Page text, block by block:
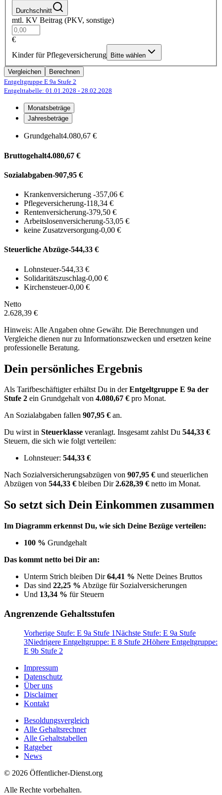
Durchschnitt
mtl. KV Beitrag (PKV, sonstige)
€
Kinder für Pflegeversicherung
Bitte wählen
Vergleichen
Berechnen
Entgeltgruppe E 9a Stufe 2
Entgelttabelle: 01.01.2028 - 28.02.2028
Monatsbeträge
Jahresbeträge
Grundgehalt4.080,67 €
Bruttogehalt4.080,67 €
Sozialabgaben-907,95 €
Krankenversicherung -357,06 €
Pflegeversicherung-118,34 €
Rentenversicherung-379,50 €
Arbeitslosenversicherung-53,05 €
keine Zusatzversorgung-0,00 €
Steuerliche Abzüge-544,33 €
Lohnsteuer-544,33 €
Solidaritätszuschlag-0,00 €
Kirchensteuer-0,00 €
Netto
2.628,39 €
Hinweis: Alle Angaben ohne Gewähr. Die Berechnungen und
Vergleiche dienen nur zu Informationszwecken und ersetzen keine
professionelle Beratung.
Dein persönliches Ergebnis
Als Tarifbeschäftigter erhältst Du in derEntgeltgruppe E 9a der
Stufe 2 ein Grundgehalt von 4.080,67 € pro Monat.
An Sozialabgaben fallen 907,95 € an.
Du wirst in Steuerklasse veranlagt. Insgesamt zahlst Du 544,33 €
Steuern, die sich wie folgt verteilen:
Lohnsteuer: 544,33 €
Nach Sozialversicherungsabzügen von 907,95 € und steuerlichen
Abzügen von 544,33 € bleiben Dir2.628,39 € netto im Monat.
So setzt sich Dein Einkommen zusammen
Im Diagramm erkennst Du, wie sich Deine Bezüge verteilen:
100 % Grundgehalt
Das kommt netto bei Dir an:
Unterm Strich bleiben Dir64,41 % Nette Deines Bruttos
Das sind 22,25 % Abzüge für Sozialversicherungen
Und 13,34 % für Steuern
Angrenzende Gehaltsstufen
Vorherige Stufe: E 9a Stufe 1Nächste Stufe: E 9a Stufe
3Niedrigere Entgeltgruppe: E 8 Stufe 2Höhere Entgeltgruppe:
E 9b Stufe 2
Impressum
Datenschutz
Über uns
Disclaimer
Kontakt
Besoldungsvergleich
Alle Gehaltsrechner
Alle Gehaltstabellen
Ratgeber
News
© 2026 Öffentlicher-Dienst.org
Alle Rechte vorbehalten.